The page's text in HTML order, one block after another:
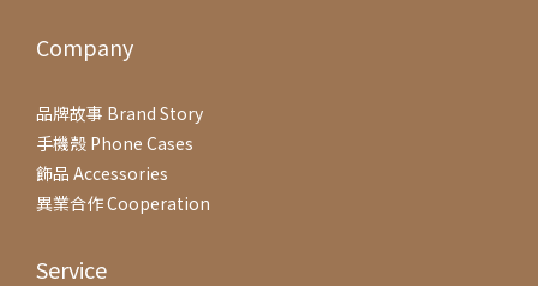
Company
品牌故事 Brand Story
手機殼 Phone Cases
飾品 Accessories
異業合作 Cooperation
Service